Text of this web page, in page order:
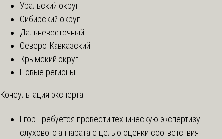
Уральский округ
Сибирский округ
Дальневосточный
Северо-Кавказский
Крымский округ
Новые регионы
Консультация эксперта
Егор Требуется провести техническую экспертизу
слухового аппарата с целью оценки соответствия